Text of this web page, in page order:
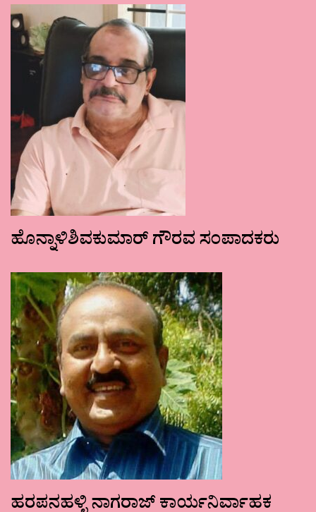
ಹೊನ್ನಾಳಿಶಿವಕುಮಾರ್ ಗೌರವ ಸಂಪಾದಕರು
ಹರಪನಹಳ್ಳಿ ನಾಗರಾಜ್ ಕಾರ್ಯನಿರ್ವಾಹಕ